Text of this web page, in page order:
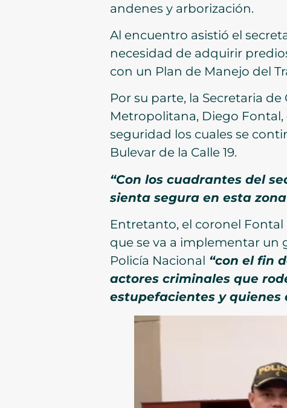
andenes y arborización.
Al encuentro asistió el
necesidad de adquirir
con un Plan de Manejo del
Por su parte, la Secretaria
Metropolitana, Diego
seguridad los cuales se
Bulevar de la Calle 19.
“Con los cuadrantes del
sienta segura en esta
Entretanto, el coronel
que se va a implementar un
Policía Nacional “con el fin
actores criminales que
estupefacientes y quienes